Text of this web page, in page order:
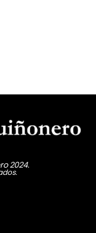
2024.